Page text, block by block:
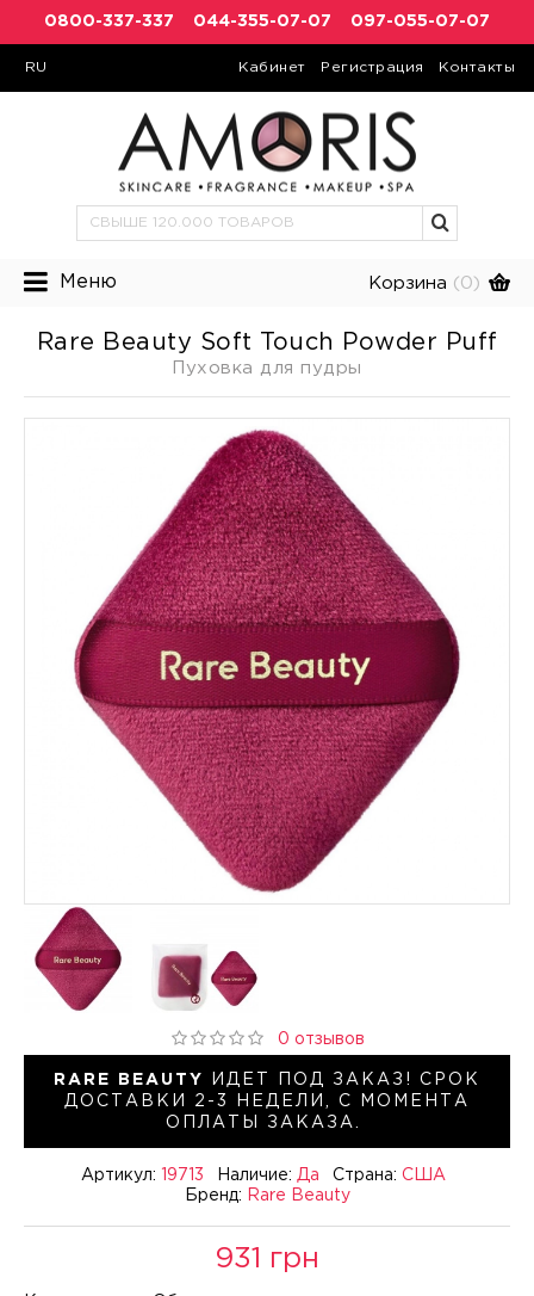
0800-337-337 044-355-07-07 097-055-07-07
RU Кабинет Регистрация Контакты
Меню Корзина (0)
Rare Beauty Soft Touch Powder Puff
Пуховка для пудры
RARE BEAUTY
ИДЕТ ПОД ЗАКАЗ! СРОК
ДОСТАВКИ 2-3 НЕДЕЛИ, С МОМЕНТА
ОПЛАТЫ ЗАКАЗА.
Артикул: 19713 Наличие: Да Страна: США
Бренд:
Rare Beauty
0 отзывов
931 грн